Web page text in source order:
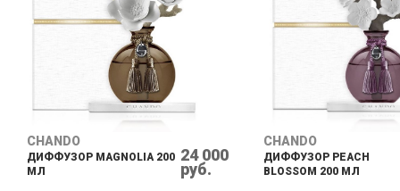
CHANDO
ДИФФУЗОР MAGNOLIA 200
МЛ
24 000
руб.
CHANDO
ДИФФУЗОР PEACH
BLOSSOM 200 МЛ